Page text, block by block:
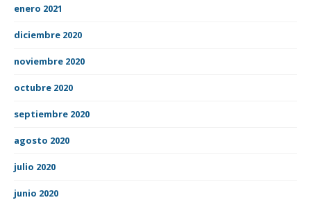
enero 2021
diciembre 2020
noviembre 2020
octubre 2020
septiembre 2020
agosto 2020
julio 2020
junio 2020